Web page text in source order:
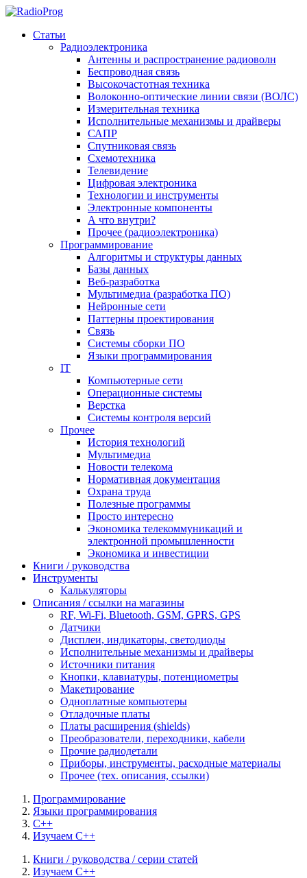
Статьи
Радиоэлектроника
Антенны и распространение радиоволн
Беспроводная связь
Высокочастотная техника
Волоконно-оптические линии связи (ВОЛС)
Измерительная техника
Исполнительные механизмы и драйверы
САПР
Спутниковая связь
Схемотехника
Телевидение
Цифровая электроника
Технологии и инструменты
Электронные компоненты
А что внутри?
Прочее (радиоэлектроника)
Программирование
Алгоритмы и структуры данных
Базы данных
Веб-разработка
Мультимедиа (разработка ПО)
Нейронные сети
Паттерны проектирования
Связь
Системы сборки ПО
Языки программирования
IT
Компьютерные сети
Операционные системы
Верстка
Системы контроля версий
Прочее
История технологий
Мультимедиа
Новости телекома
Нормативная документация
Охрана труда
Полезные программы
Просто интересно
Экономика телекоммуникаций и
электронной промышленности
Экономика и инвестиции
Книги / руководства
Инструменты
Калькуляторы
Описания / ссылки на магазины
RF, Wi-Fi, Bluetooth, GSM, GPRS, GPS
Датчики
Дисплеи, индикаторы, светодиоды
Исполнительные механизмы и драйверы
Источники питания
Кнопки, клавиатуры, потенциометры
Макетирование
Одноплатные компьютеры
Отладочные платы
Платы расширения (shields)
Преобразователи, переходники, кабели
Прочие радиодетали
Приборы, инструменты, расходные материалы
Прочее (тех. описания, ссылки)
Программирование
Языки программирования
C++
Изучаем C++
Книги / руководства / серии статей
Изучаем C++